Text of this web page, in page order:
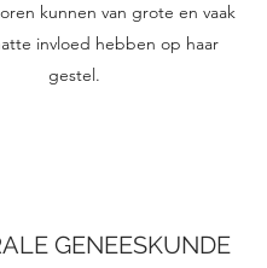
kunnen van grote en vaak
invloed hebben op haar
gestel.
GENEESKUNDE